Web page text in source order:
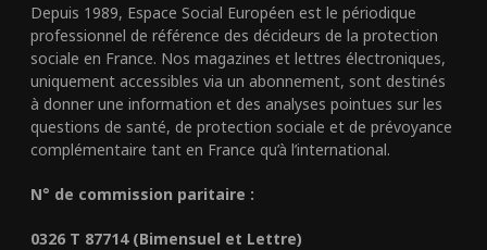
Depuis 1989, Espace Social Européen est le périodique
professionnel de référence des décideurs de la protection
sociale en France. Nos magazines et lettres électroniques,
uniquement accessibles via un abonnement, sont destinés
à donner une information et des analyses pointues sur les
questions de santé, de protection sociale et de prévoyance
complémentaire tant en France qu’à l’international.
N° de commission paritaire :
0326 T 87714 (Bimensuel et Lettre)